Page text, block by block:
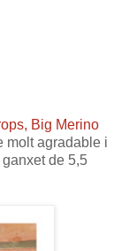
Big Merino
molt agradable i
de 5,5